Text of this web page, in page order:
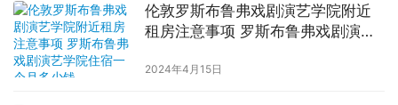
伦敦罗斯布鲁弗戏剧演艺学院附近
租房注意事项 罗斯布鲁弗戏剧演艺
2024年4月15日